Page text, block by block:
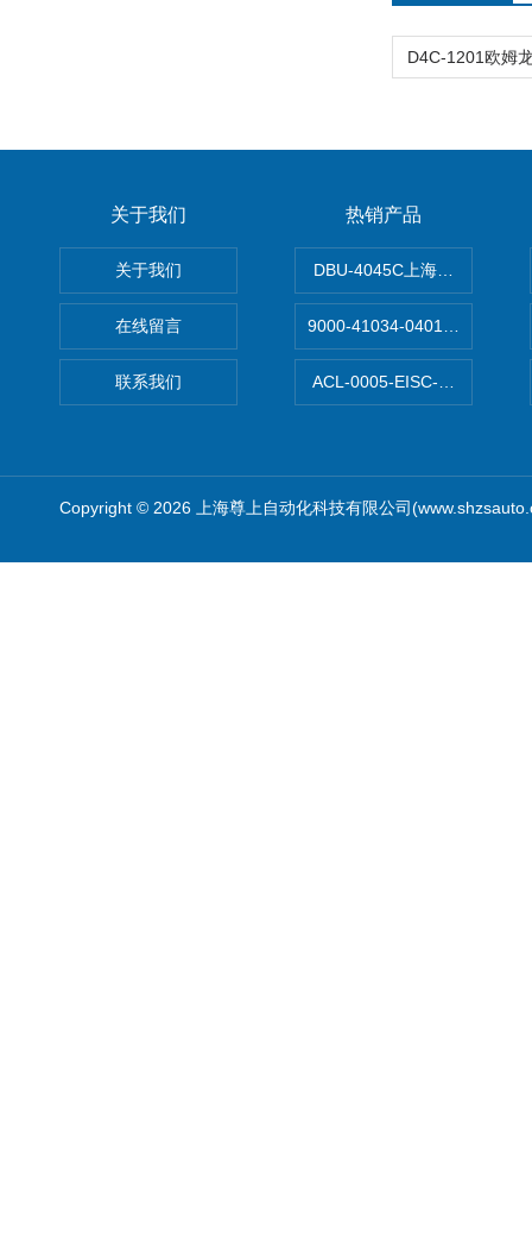
关于我们
关于我们
在线留言
联系我们
热销产品
DBU-4045C上海鹰峰制动单
9000-41034-0401000穆尔
ACL-0005-EISC-E2M8C上海
Copyright © 2026 上海尊上自动化科技有限公司